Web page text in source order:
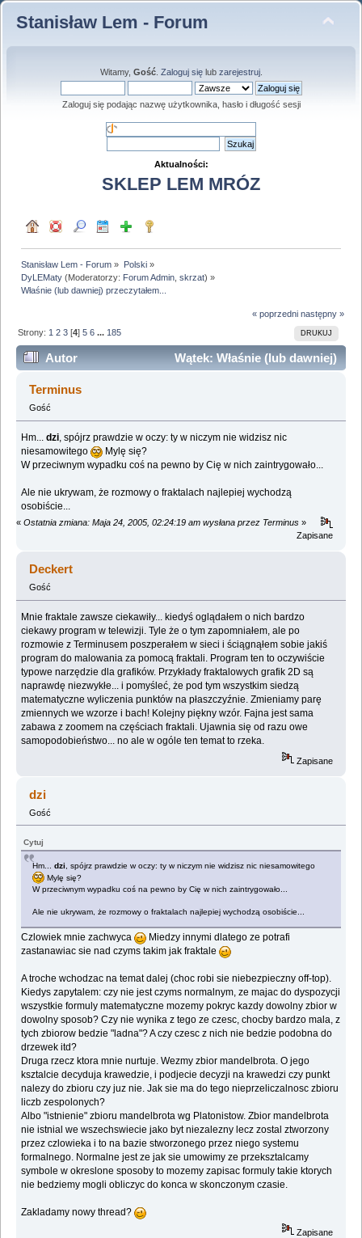
Stanisław Lem - Forum
Witamy, Gość. Zaloguj sięlub zarejestruj.
Zaloguj się podając nazwę użytkownika, hasło i długość sesji
Aktualności:
SKLEP LEM MRÓZ
Stanisław Lem - Forum » Polski»
DyLEMaty (Moderatorzy: Forum Admin ,skrzat) »
Właśnie (lub dawniej) przeczytałem...
« poprzedni następny »
DRUKUJ
Strony: 1 2 3 [4]5 6 ... 185
Autor
Wątek: Właśnie (lub dawniej)
przeczytałem... (Przeczytany 4213472 razy)
Terminus
Gość
Hm...dzi, spójrz prawdzie w oczy: ty w niczym nie widzisz nic
niesamowitego
Mylę się?
W przeciwnym wypadku coś na pewno by Cię w nich zaintrygowało...
Ale nie ukrywam, że rozmowy o fraktalach najlepiej wychodzą
osobiście...
« Ostatnia zmiana: Maja 24, 2005, 02:24:19 am wysłana przez Terminus »
Zapisane
Deckert
Gość
Mnie fraktale zawsze ciekawiły... kiedyś oglądałem o nich bardzo
ciekawy program w telewizji. Tyle że o tym zapomniałem, ale po
rozmowie z Terminusem poszperałem w sieci i ściągnąłem sobie jakiś
program do malowania za pomocą fraktali. Program ten to oczywiście
typowe narzędzie dla grafików. Przykłady fraktalowych grafik 2D są
naprawdę niezwykłe... i pomyśleć, że pod tym wszystkim siedzą
matematyczne wyliczenia punktów na płaszczyźnie. Zmieniamy parę
zmiennych we wzorze i bach! Kolejny piękny wzór. Fajna jest sama
zabawa z zoomem na częściach fraktali. Ujawnia się od razu owe
samopodobieństwo... no ale w ogóle ten temat to rzeka.
Zapisane
dzi
Gość
Cytuj
Hm...dzi, spójrz prawdzie w oczy: ty w niczym nie widzisz nic niesamowitego
Mylę się?
W przeciwnym wypadku coś na pewno by Cię w nich zaintrygowało...
Ale nie ukrywam, że rozmowy o fraktalach najlepiej wychodzą osobiście...
Czlowiek mnie zachwyca
Miedzy innymi dlatego ze potrafi
zastanawiac sie nad czyms takim jak fraktale
A troche wchodzac na temat dalej (choc robi sie niebezpieczny off-top).
Kiedys zapytalem: czy nie jest czyms normalnym, ze majac do dyspozycji
wszystkie formuly matematyczne mozemy pokryc kazdy dowolny zbior w
dowolny sposob? Czy nie wynika z tego ze czesc, chocby bardzo mala, z
tych zbiorow bedzie "ladna"? A czy czesc z nich nie bedzie podobna do
drzewek itd?
Druga rzecz ktora mnie nurtuje. Wezmy zbior mandelbrota. O jego
ksztalcie decyduja krawedzie, i podjecie decyzji na krawedzi czy punkt
nalezy do zbioru czy juz nie. Jak sie ma do tego nieprzeliczalnosc zbioru
liczb zespolonych?
Albo "istnienie" zbioru mandelbrota wg Platonistow. Zbior mandelbrota
nie istnial we wszechswiecie jako byt niezalezny lecz zostal ztworzony
przez czlowieka i to na bazie stworzonego przez niego systemu
formalnego. Normalne jest ze jak sie umowimy ze przeksztalcamy
symbole w okreslone sposoby to mozemy zapisac formuly takie ktorych
nie bedziemy mogli obliczyc do konca w skonczonym czasie.
Zakladamy nowy thread?
Zapisane